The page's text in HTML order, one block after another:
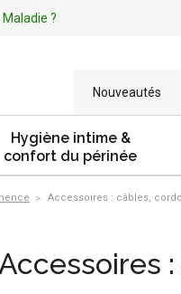
?
Nouveautés
Hygiène intime &
confort du périnée
Accessoires : câbles,
Accessoires